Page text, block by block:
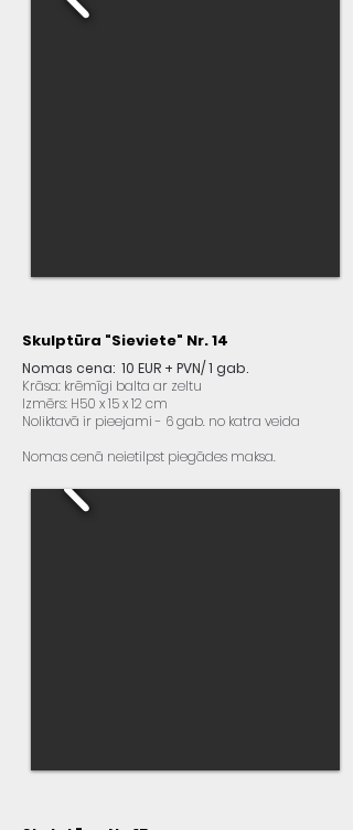
Skulptūra "Sieviete" Nr. 14
Nomas cena: 10 EUR + PVN/ 1 gab.
Krāsa: krēmīgi balta ar zeltu
Izmērs: H50 x 15 x 12 cm
Noliktavā ir pieejami - 6 gab. no katra veida
Nomas cenā neietilpst piegādes maksa.